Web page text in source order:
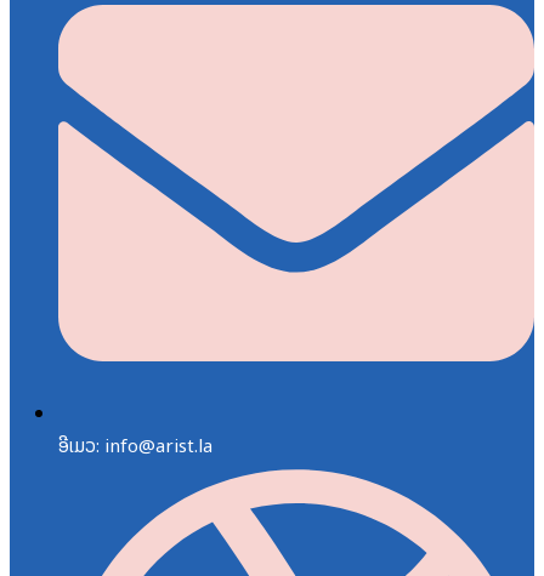
ອີເມວ: info@arist.la